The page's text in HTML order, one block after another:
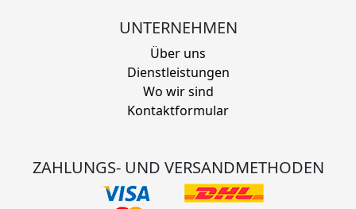
UNTERNEHMEN
Über uns
Dienstleistungen
Wo wir sind
Kontaktformular
ZAHLUNGS- UND VERSANDMETHODEN